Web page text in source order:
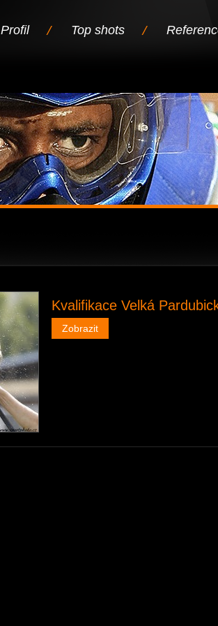
Kvalifikace Velká
Zobrazit
Profil Top shots